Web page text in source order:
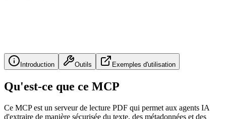
Introduction Outils Exemples d'utilisation
Qu'est-ce que ce MCP
Ce MCP est un serveur de lecture PDF qui permet aux agents IA
d'extraire de manière sécurisée du texte, des métadonnées et des